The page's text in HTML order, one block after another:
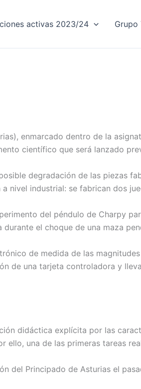
activas 2023/24 Grupo
enmarcado dentro de la
científico que será lanzado
degradación de las piezas
nivel industrial: se fabrican dos
del péndulo de Charpy
el choque de una maza
de medida de las
de una tarjeta controladora y
didáctica explícita por las
una de las primeras tareas
del Principado de Asturias el